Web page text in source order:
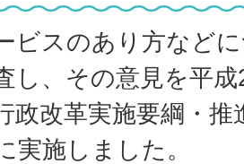
ビスのあり方など
し、その意見を平
政改革実施要綱・
実施しました。